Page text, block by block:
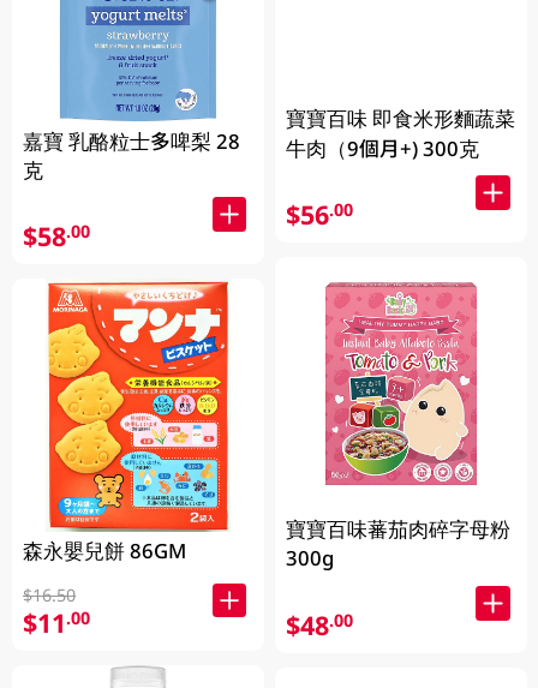
嘉寶 乳酪粒士多啤梨 28
克
$58.00
森永嬰兒餅 86GM
$16.50
$11.00
寶寶百味 即食米形麵蔬菜
牛肉（9個月+) 300克
$56.00
寶寶百味蕃茄肉碎字母粉
300g
$48.00